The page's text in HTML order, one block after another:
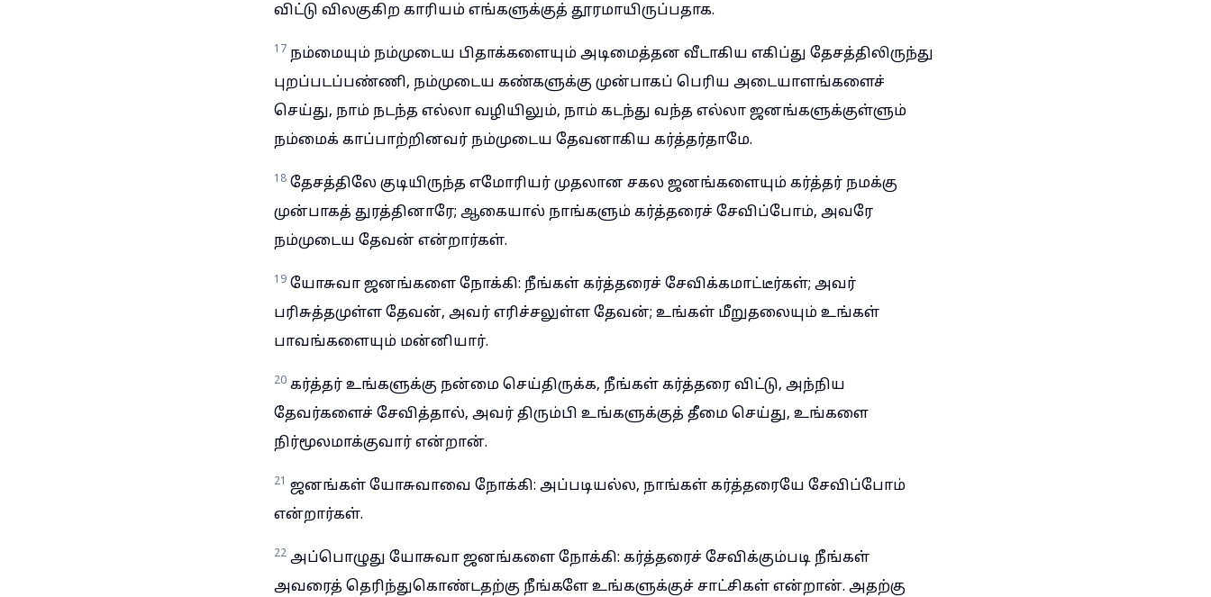
விட்டு விலகுகிற காரியம் எங்களுக்குத் தூரமாயிருப்பதாக.
17 நம்மையும் நம்முடைய பிதாக்களையும் அடிமைத்தன வீடாகிய எகிப்து தேசத்திலிருந்து
புறப்படப்பண்ணி, நம்முடைய கண்களுக்கு முன்பாகப் பெரிய அடையாளங்களைச்
செய்து, நாம் நடந்த எல்லா வழியிலும், நாம் கடந்து வந்த எல்லா ஜனங்களுக்குள்ளும்
நம்மைக் காப்பாற்றினவர் நம்முடைய தேவனாகிய கர்த்தர்தாமே.
18 தேசத்திலே குடியிருந்த எமோரியர் முதலான சகல ஜனங்களையும் கர்த்தர் நமக்கு
முன்பாகத் துரத்தினாரே; ஆகையால் நாங்களும் கர்த்தரைச் சேவிப்போம், அவரே
நம்முடைய தேவன் என்றார்கள்.
19 யோசுவா ஜனங்களை நோக்கி: நீங்கள் கர்த்தரைச் சேவிக்கமாட்டீர்கள்; அவர்
பரிசுத்தமுள்ள தேவன், அவர் எரிச்சலுள்ள தேவன்; உங்கள் மீறுதலையும் உங்கள்
பாவங்களையும் மன்னியார்.
20 கர்த்தர் உங்களுக்கு நன்மை செய்திருக்க, நீங்கள் கர்த்தரை விட்டு, அந்நிய
தேவர்களைச் சேவித்தால், அவர் திரும்பி உங்களுக்குத் தீமை செய்து, உங்களை
நிர்மூலமாக்குவார் என்றான்.
21 ஜனங்கள் யோசுவாவை நோக்கி: அப்படியல்ல, நாங்கள் கர்த்தரையே சேவிப்போம்
என்றார்கள்.
22 அப்பொழுது யோசுவா ஜனங்களை நோக்கி: கர்த்தரைச் சேவிக்கும்படி நீங்கள்
அவரைத் தெரிந்துகொண்டதற்கு நீங்களே உங்களுக்குச் சாட்சிகள் என்றான். அதற்கு